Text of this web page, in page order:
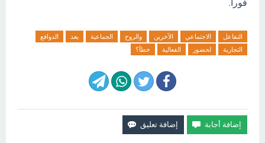
فورآ.
التفاعل الاجتماعي الآخرين والروح الجماعية يعد
الدوافع
التجارية
لحضور الفعالية خطأ؟